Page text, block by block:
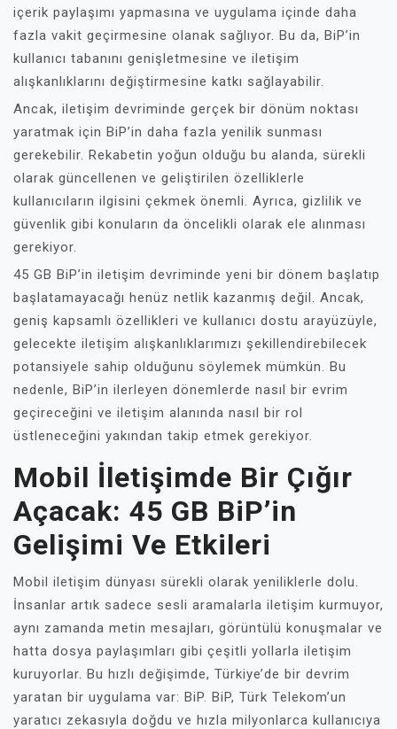
içerik paylaşımı yapmasına ve uygulama içinde daha
fazla vakit geçirmesine olanak sağlıyor. Bu da, BiP’in
kullanıcı tabanını genişletmesine ve iletişim
alışkanlıklarını değiştirmesine katkı sağlayabilir.
Ancak, iletişim devriminde gerçek bir dönüm noktası
yaratmak için BiP’in daha fazla yenilik sunması
gerekebilir. Rekabetin yoğun olduğu bu alanda, sürekli
olarak güncellenen ve geliştirilen özelliklerle
kullanıcıların ilgisini çekmek önemli. Ayrıca, gizlilik ve
güvenlik gibi konuların da öncelikli olarak ele alınması
gerekiyor.
45 GB BiP’in iletişim devriminde yeni bir dönem başlatıp
başlatamayacağı henüz netlik kazanmış değil. Ancak,
geniş kapsamlı özellikleri ve kullanıcı dostu arayüzüyle,
gelecekte iletişim alışkanlıklarımızı şekillendirebilecek
potansiyele sahip olduğunu söylemek mümkün. Bu
nedenle, BiP’in ilerleyen dönemlerde nasıl bir evrim
geçireceğini ve iletişim alanında nasıl bir rol
üstleneceğini yakından takip etmek gerekiyor.
Mobil İletişimde Bir Çığır
Açacak: 45 GB BiP’in
Gelişimi Ve Etkileri
Mobil iletişim dünyası sürekli olarak yeniliklerle dolu.
İnsanlar artık sadece sesli aramalarla iletişim kurmuyor,
aynı zamanda metin mesajları, görüntülü konuşmalar ve
hatta dosya paylaşımları gibi çeşitli yollarla iletişim
kuruyorlar. Bu hızlı değişimde, Türkiye’de bir devrim
yaratan bir uygulama var: BiP. BiP, Türk Telekom’un
yaratıcı zekasıyla doğdu ve hızla milyonlarca kullanıcıya